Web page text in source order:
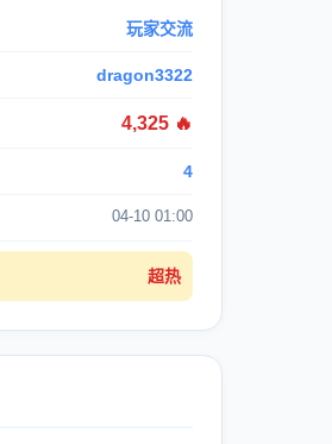
玩家交流
dragon3322
4,325 🔥
4
04-10 01:00
超热